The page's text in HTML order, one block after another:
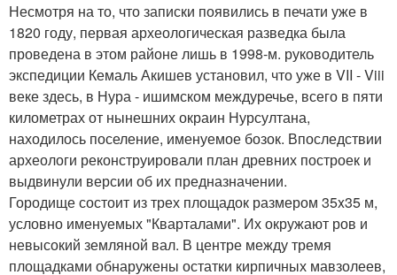
Несмотря на то, что записки появились в печати уже в
1820 году, первая археологическая разведка была
проведена в этом районе лишь в 1998-м. руководитель
экспедиции Кемаль Акишев установил, что уже в VII - Viii
веке здесь, в Нура - ишимском междуречье, всего в пяти
километрах от нынешних окраин Нурсултана,
находилось поселение, именуемое бозок. Впоследствии
археологи реконструировали план древних построек и
выдвинули версии об их предназначении.
Городище состоит из трех площадок размером 35x35 м,
условно именуемых "Кварталами". Их окружают ров и
невысокий земляной вал. В центре между тремя
площадками обнаружены остатки кирпичных мавзолеев,